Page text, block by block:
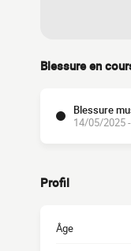
Blessure en
Blessure
14/05/2025
Profil
Âge